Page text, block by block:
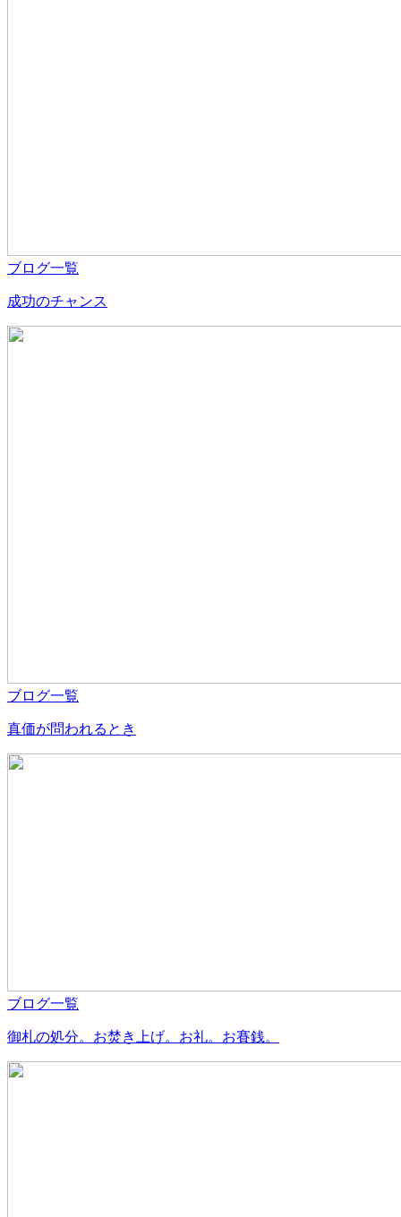
ブログ一覧
成功のチャンス
ブログ一覧
真価が問われるとき
ブログ一覧
御札の処分。お焚き上げ。お礼。お賽銭。